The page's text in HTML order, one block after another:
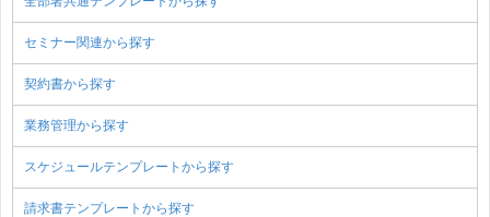
セミナー関連から探す
契約書から探す
業務管理から探す
スケジュールテンプレートから探す
請求書テンプレートから探す